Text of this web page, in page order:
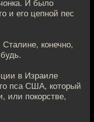
И было
и его цепной пес
конечно,
в Израиле
пса США, который
или покорстве,